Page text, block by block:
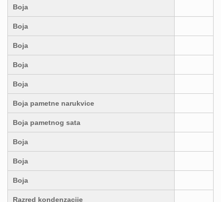
Boja
Boja
Boja
Boja
Boja
Boja pametne narukvice
Boja pametnog sata
Boja
Boja
Boja
Razred kondenzacije